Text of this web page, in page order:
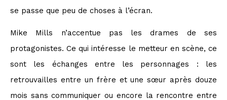
se passe que peu de choses à l’écran.
Mike Mills n’accentue pas les drames de ses
protagonistes. Ce qui intéresse le metteur en scène, ce
sont les échanges entre les personnages : les
retrouvailles entre un frère et une sœur après douze
mois sans communiquer ou encore la rencontre entre